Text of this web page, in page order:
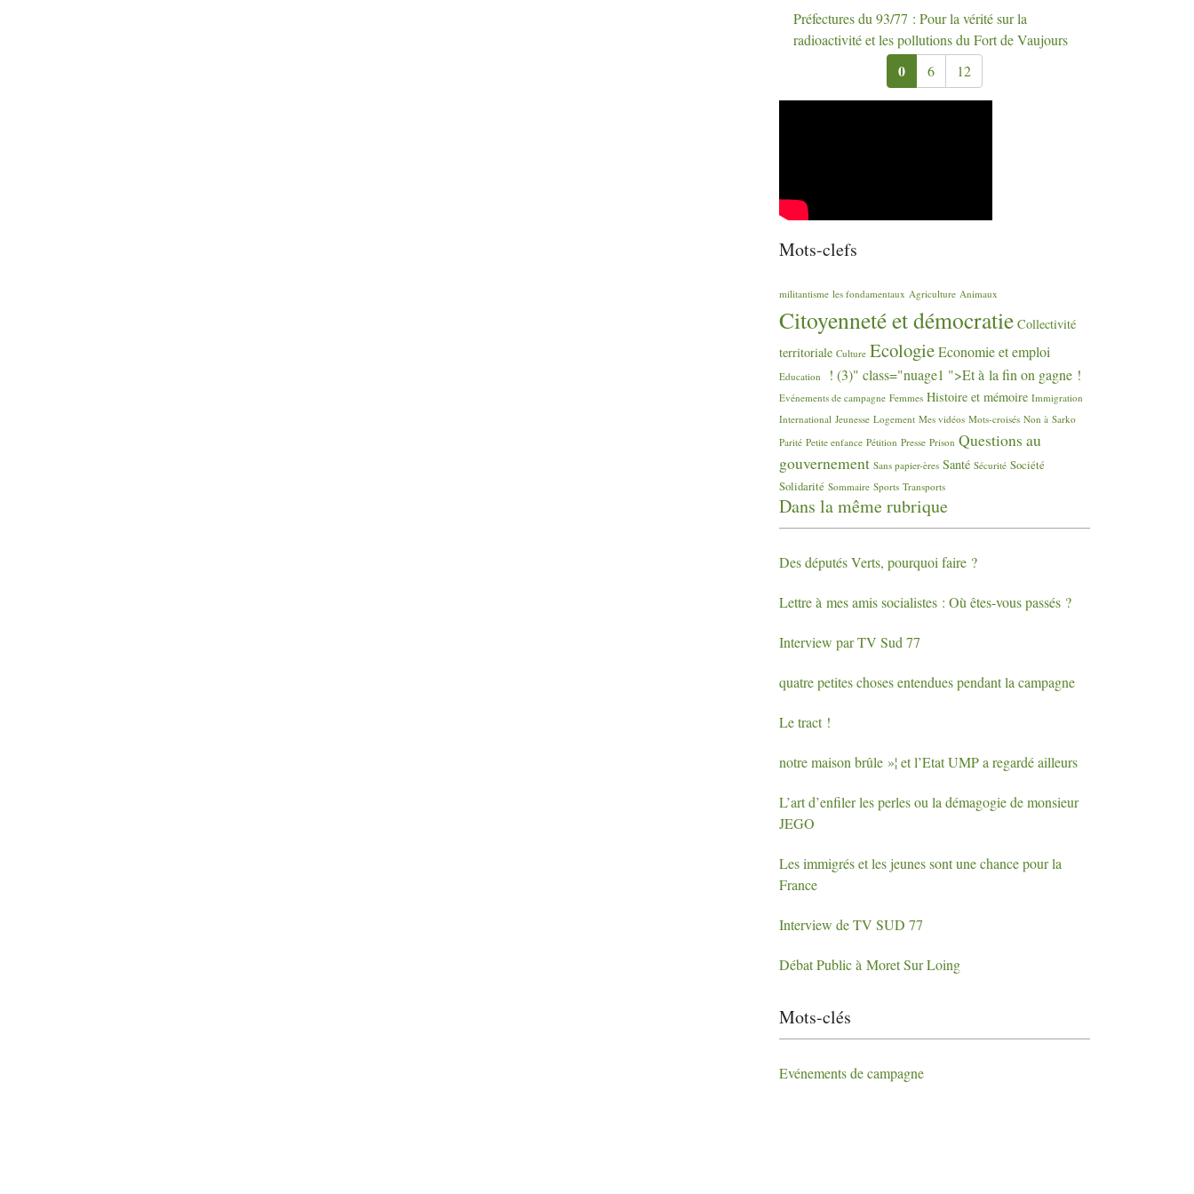
Préfectures du 93/77 : Pour la vérité sur la
radioactivité et les pollutions du Fort de Vaujours
0 6 12
Mots-clefs
militantisme les fondamentaux Agriculture Animaux
Citoyenneté et démocratie Collectivité
territoriale Culture EcologieEconomie et emploi
Education ! (3)" class="nuage1 ">Et à la fin on gagne !
Evénements de campagne Femmes Histoire et mémoire Immigration
International Jeunesse Logement Mes vidéos Mots-croisés Non à Sarko
Parité Petite enfance Pétition Presse Prison Questions au
gouvernement Sans papier-ères Santé Sécurité Société
Solidarité Sommaire Sports Transports
Dans la même rubrique
Des députés Verts, pourquoi faire ?
Lettre à mes amis socialistes : Où êtes-vous passés ?
Interview parTV Sud 77
quatre petites choses entendues pendant la campagne
Le tract !
notre maison brûle »¦ et l’EtatUMPa regardé ailleurs
L’art d’enfiler les perles ou la démagogie de monsieur
JEGO
Les immigrés et les jeunes sont une chance pour la
France
Interview deTV SUD 77
Débat Public à Moret Sur Loing
Mots-clés
Evénements de campagne